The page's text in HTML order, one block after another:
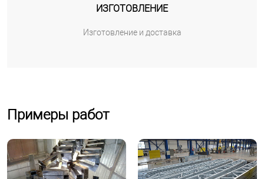
ИЗГОТОВЛЕНИЕ
Изготовление и доставка
Примеры работ